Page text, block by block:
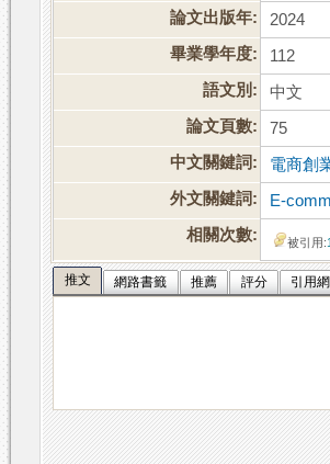
論文出版年:
2024
畢業學年度:
112
語文別:
中文
論文頁數:
75
中文關鍵詞:
電商創
外文關鍵詞:
E-
相關次數:
被引用:1
推文 網路書籤 推薦 評分 引用